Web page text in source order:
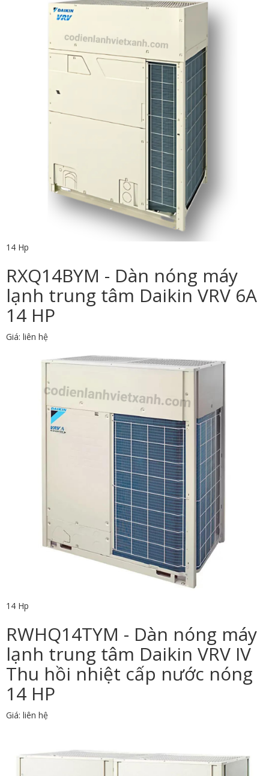
14 Hp
RXQ14BYM - Dàn nóng máy
lạnh trung tâm Daikin VRV 6A
14 HP
Giá: liên hệ
14 Hp
RWHQ14TYM - Dàn nóng máy
lạnh trung tâm Daikin VRV IV
Thu hồi nhiệt cấp nước nóng
14 HP
Giá: liên hệ